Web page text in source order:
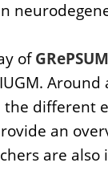
of
different
an
are